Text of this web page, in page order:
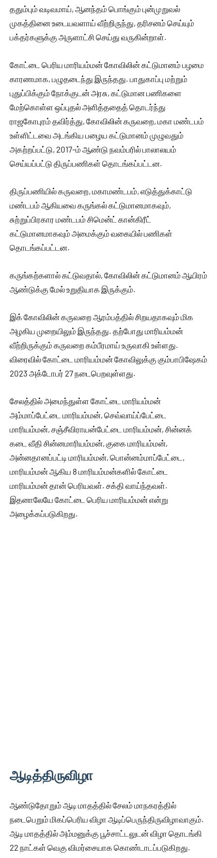
ததும்பும் வடிவமாய், ஆனந்தம் பொங்கும் புன்முறுவல்
முகத்தினை உடையவளாய் வீற்றிருந்து, தரிசனம் செய்யும்
பக்தர்களுக்கு அருளாட்சி செய்து வருகின்றாள்.
கோட்டை பெரிய மாரியம்மன் கோவிலின் கட்டுமானம் பழமை
காரணமாக, பழுதடைந்து இருந்தது. பாதுகாப்பு மற்றும்
புதுப்பிக்கும் நோக்குடன் அரசு, கட்டுமான பணிகளை
மேற்கொள்ள ஒப்புதல் அளித்ததைத் தொடர்ந்து
ராஜகோபுரம் தவிர்த்து, கோவிலின் கருவறை, மகா மண்டபம்
உள்ளிட்டவை அடங்கிய பழைய கட்டுமானம் முழுவதும்
அகற்றப்பட்டு, 2017-ம் ஆண்டு நவம்பரில் பாலாலயம்
செய்யப்பட்டு திருப்பணிகள் தொடங்கப்பட்டன.
திருப்பணியில் கருவறை, மகாமண்டபம், எடுத்துக்காட்டு
மண்டபம் ஆகியவை கருங்கல் கட்டுமானமாகவும்,
சுற்றுப்பிரகார மண்டபம் சிமென்ட் கான்கிரீட்
கட்டுமானமாகவும் அமைக்கும் வகையில் பணிகள்
தொடங்கப்பட்டன.
கருங்கற்களால் கட்டுவதால், கோவிலின் கட்டுமானம் ஆயிரம்
ஆண்டுக்கு மேல் உறுதியாக இருக்கும்.
இக் கோவிலின் கருவறை ஆரம்பத்தில் சிறயதாகவும் மிக
அழகிய முறையிலும் இருந்தது. தற்போது மாரியம்மன்
வீற்றிருக்கும் கருவறை கம்பீரமாய் உருவாகி உள்ளது.
விரைவில் கோட்டை மாரியம்மன் கோவிலுக்கு கும்பாபிஷேகம்
2023 அக்டோபர் 27 நடைபெறவுள்ளது.
சேலத்தில் அமைந்துள்ள கோட்டை மாரியம்மன்
அம்மாப்பேட்டை மாரியம்மன், செவ்வாய்ப்பேட்டை
மாரியம்மன், சஞ்சீவிராயன்பேட்டை மாரியம்மன், சின்னக்
கடை வீதி சின்னமாரியம்மன், குகை மாரியம்மன்,
அன்னதானப்பட்டி மாரியம்மன், பொன்னம்மாப்பேட்டை,
மாரியம்மன் ஆகிய 8 மாரியம்மன்களில் கோட்டை
மாரியம்மன் தான் பெரியவள். சக்தி வாய்ந்தவள்.
இதனாலேயே கோட்டை பெரிய மாரியம்மன் என்று
அழைக்கப்படுகிறது.
ஆடித்திருவிழா
ஆண்டுதோறும் ஆடி மாதத்தில் சேலம் மாநகரத்தில்
நடைபெறும் மிகப்பெரிய விழா ஆடிப்பெருந்திருவிழாவாகும்.
ஆடி மாதத்தில் அம்மனுக்கு பூச்சாட்டலுடன் விழா தொடங்கி
22 நாட்கள் வெகு விமர்சையாக கொண்டாடப்படுகிறது.